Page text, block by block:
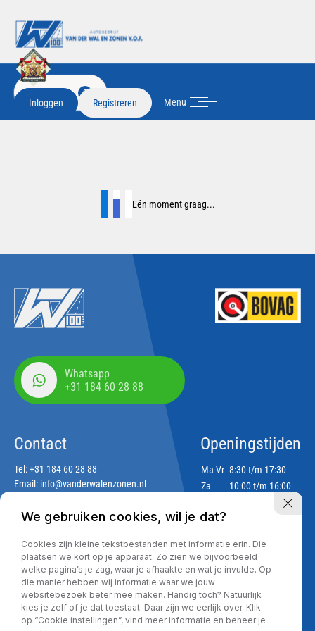
Inloggen Registreren Menu
2
Eén moment graag...
Whatsapp
+31 184 60 28 88
Contact
Tel:+31 184 60 28 88
Email: info@vanderwalenzonen.nl
Adres
Lekdijk 188
2967 GJ Langerak
Openingstijden
Ma-Vr 8:30 t/m 17:30
Za
10:00 t/m 16:00
Privacy policy
We gebruiken cookies, wil je dat?
Cookies zijn kleine tekstbestanden met informatie erin. Die
plaatsen we kort op je apparaat. Zo zien we bijvoorbeeld
welke pagina’s je zag, waar je afhaakte en wat je invulde. Op
die manier hebben wij informatie waar we jouw
websitebezoek beter mee maken. Handig toch? Natuurlijk
kies je zelf of je dat toestaat. Daar zijn we eerlijk over. Klik
op “Cookie instellingen”, vind meer informatie en beheer je